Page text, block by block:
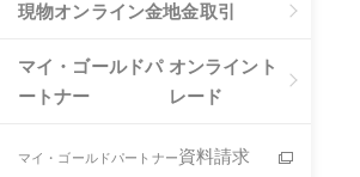
現物オンライン金地金取引
マイ・ゴールドパ
ートナー
オンライント
レード
マイ・ゴールドパートナー資料請求